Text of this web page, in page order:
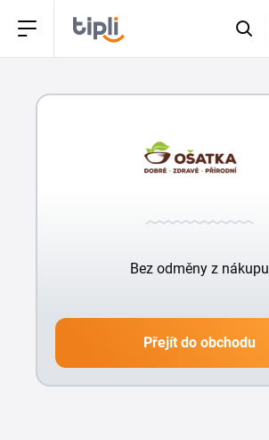
Bez odměny z nákupu
Přejít do obchodu